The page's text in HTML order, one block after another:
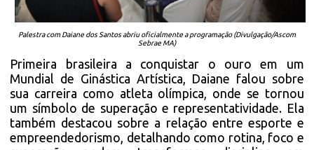
Palestra com Daiane dos Santos abriu oficialmente a programação (Divulgação/Ascom
Sebrae MA)
Primeira brasileira a conquistar o ouro em um
Mundial de Ginástica Artística, Daiane falou sobre
sua carreira como atleta olímpica, onde se tornou
um símbolo de superação e representatividade. Ela
também destacou sobre a relação entre esporte e
empreendedorismo, detalhando como rotina, foco e